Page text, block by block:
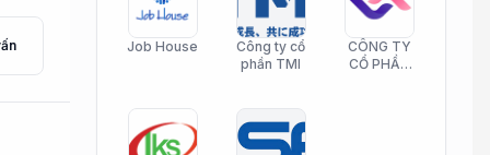
Job House
Công ty cổ
phần TMI
CÔNG TY
CỔ PHẦN